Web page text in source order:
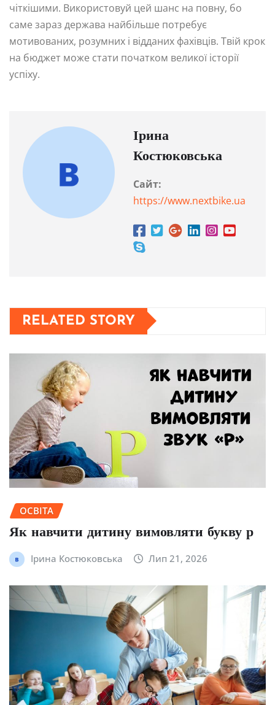
чіткішими. Використовуй цей шанс на повну, бо
саме зараз держава найбільше потребує
мотивованих, розумних і відданих фахівців. Твій крок
на бюджет може стати початком великої історії
успіху.
Ірина
Костюковська
Сайт:
https://www.nextbike.ua
RELATED STORY
ОСВІТА
Як навчити дитину вимовляти букву р
Ірина Костюковська Лип 21, 2026